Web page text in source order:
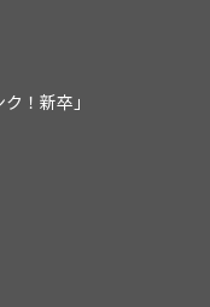
！新卒」